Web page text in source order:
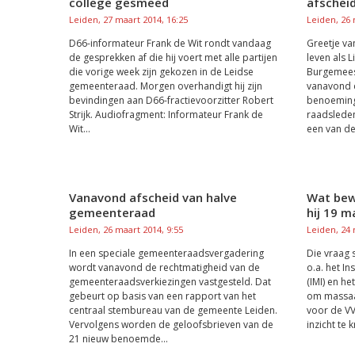
Leiden, 27 maart 2014, 16:25
D66-informateur Frank de Wit rondt vandaag
de gesprekken af die hij voert met alle partijen
die vorige week zijn gekozen in de Leidse
gemeenteraad. Morgen overhandigt hij zijn
bevindingen aan D66-fractievoorzitter Robert
Strijk. Audiofragment: Informateur Frank de
Wit...
Leiden, 26
Greetje
leven als
vanavond
een van
Vanavond afscheid van halve
gemeenteraad
Leiden, 26 maart 2014, 9:55
In een speciale gemeenteraadsvergadering
wordt vanavond de rechtmatigheid van de
gemeenteraadsverkiezingen vastgesteld. Dat
gebeurt op basis van een rapport van het
centraal stembureau van de gemeente Leiden.
Vervolgens worden de geloofsbrieven van de
21 nieuw benoemde...
Wat
hij 19
Leiden, 24
Die vraag
o.a. het
(IMI) en
om
voor de
inzicht te